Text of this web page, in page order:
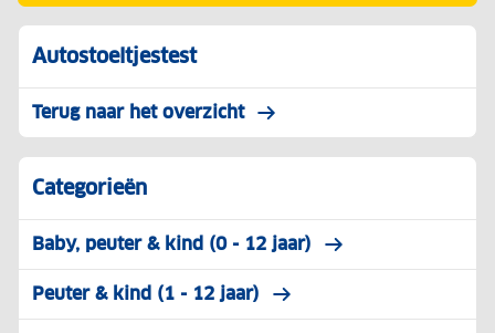
Autostoeltjestest
Terug naar het overzicht
Categorieën
Baby, peuter & kind (0 - 12 jaar)
Peuter & kind (1 - 12 jaar)